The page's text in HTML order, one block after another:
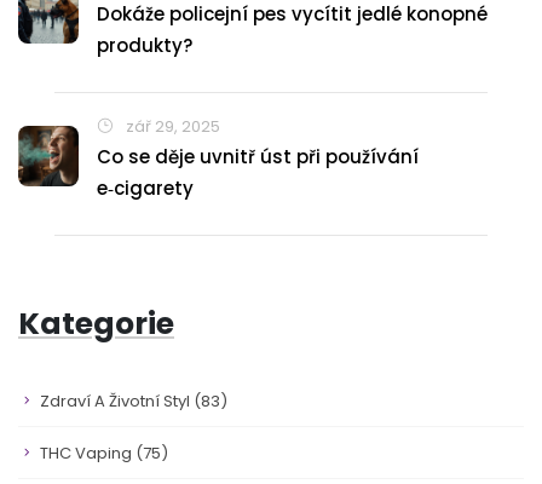
Dokáže policejní pes vycítit jedlé konopné
produkty?
zář 29, 2025
Co se děje uvnitř úst při používání
e‑cigarety
Kategorie
Zdraví A Životní Styl (83)
THC Vaping (75)